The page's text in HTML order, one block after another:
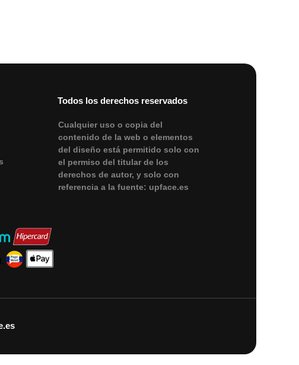
Todos los derechos reservados
Сualquier uso o copia del
contenido de la web o elementos
del diseño está permitido solo con
el permiso del titular de los
derechos de autor, y solo con
referencia a la fuente: upface.es